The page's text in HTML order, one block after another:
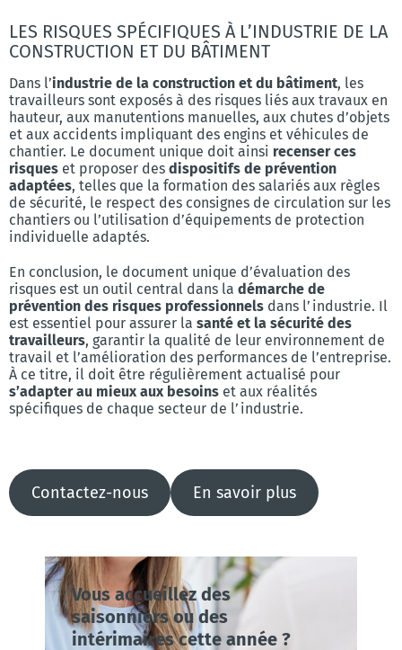
LES RISQUES SPÉCIFIQUES À L’INDUSTRIE DE LA
CONSTRUCTION ET DU BÂTIMENT
Dans l’industrie de la construction et du bâtiment, les
travailleurs sont exposés à des risques liés aux travaux en
hauteur, aux manutentions manuelles, aux chutes d’objets
et aux accidents impliquant des engins et véhicules de
chantier. Le document unique doit ainsi recenser ces
risques et proposer des dispositifs de prévention
adaptées, telles que la formation des salariés aux règles
de sécurité, le respect des consignes de circulation sur les
chantiers ou l’utilisation d’équipements de protection
individuelle adaptés.
En conclusion, le document unique d’évaluation des
risques est un outil central dans la démarche de
prévention des risques professionnels dans l’industrie. Il
est essentiel pour assurer la santé et la sécurité des
travailleurs, garantir la qualité de leur environnement de
travail et l’amélioration des performances de l’entreprise.
À ce titre, il doit être régulièrement actualisé pour
s’adapter au mieux aux besoins et aux réalités
spécifiques de chaque secteur de l’industrie.
Contactez-nous En savoir plus
Vous accueillez des
saisonniers ou des
intérimaires cette année ?